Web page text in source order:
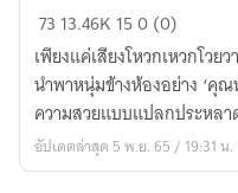
เพียง
ใจ
ใกล้
รัก(มีE-
book)
73 13.46K 150 (0)
เพียงแค่เสียงโหวกเหวกโวยวายด้วยคว
นำพาหนุ่มข้างห้องอย่าง ‘คุณหมอกรภพ’ ให้
ความสวยแบบแปลกประหล
อัปเดตล่าสุด 5 พ.ย. 65 / 19:31 น.